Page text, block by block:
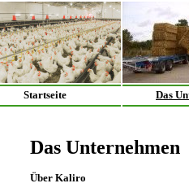
Startseite Das
Das Unternehmen
Über Kaliro